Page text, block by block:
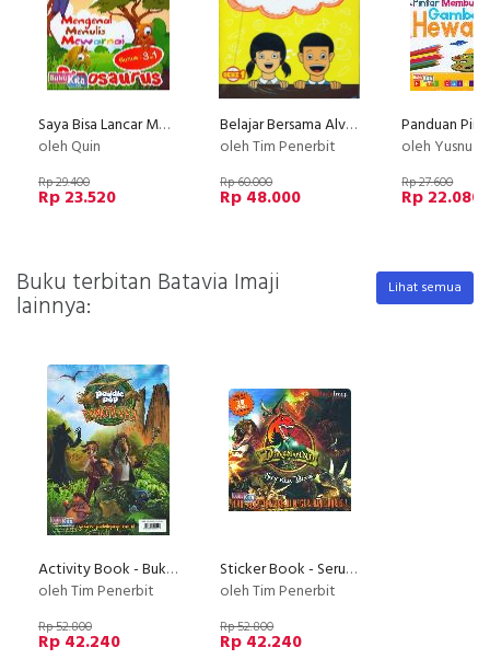
Saya Bisa Lancar Mengenal Menulis Mewarnai Dinosaurus
oleh Quin
Rp 29.400
Rp 23.520
Belajar Bersama Alvin & Susan: Mengenal & Mewarnai Gambar dari A-Z (Seri 1)
oleh Tim Penerbit
Rp 60.000
Rp 48.000
oleh Yusnu Iman
Rp 27.600
Rp 22.080
Buku terbitan Batavia Imaji
lainnya:
Lihat semua
Activity Book - Buku Petualangan Paddle Pop Dinoterra
oleh Tim Penerbit
Rp 52.800
Rp 42.240
Sticker Book - Seru Berpetualangan Di Negeri Dinosaurus
oleh Tim Penerbit
Rp 52.800
Rp 42.240